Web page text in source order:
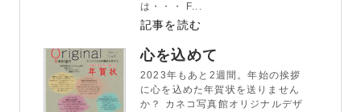
は・・・ F...
記事を読む
心を込めて
2023年もあと2週間。年始の挨拶
に心を込めた年賀状を送りません
か？ カネコ写真館オリジナルデザ